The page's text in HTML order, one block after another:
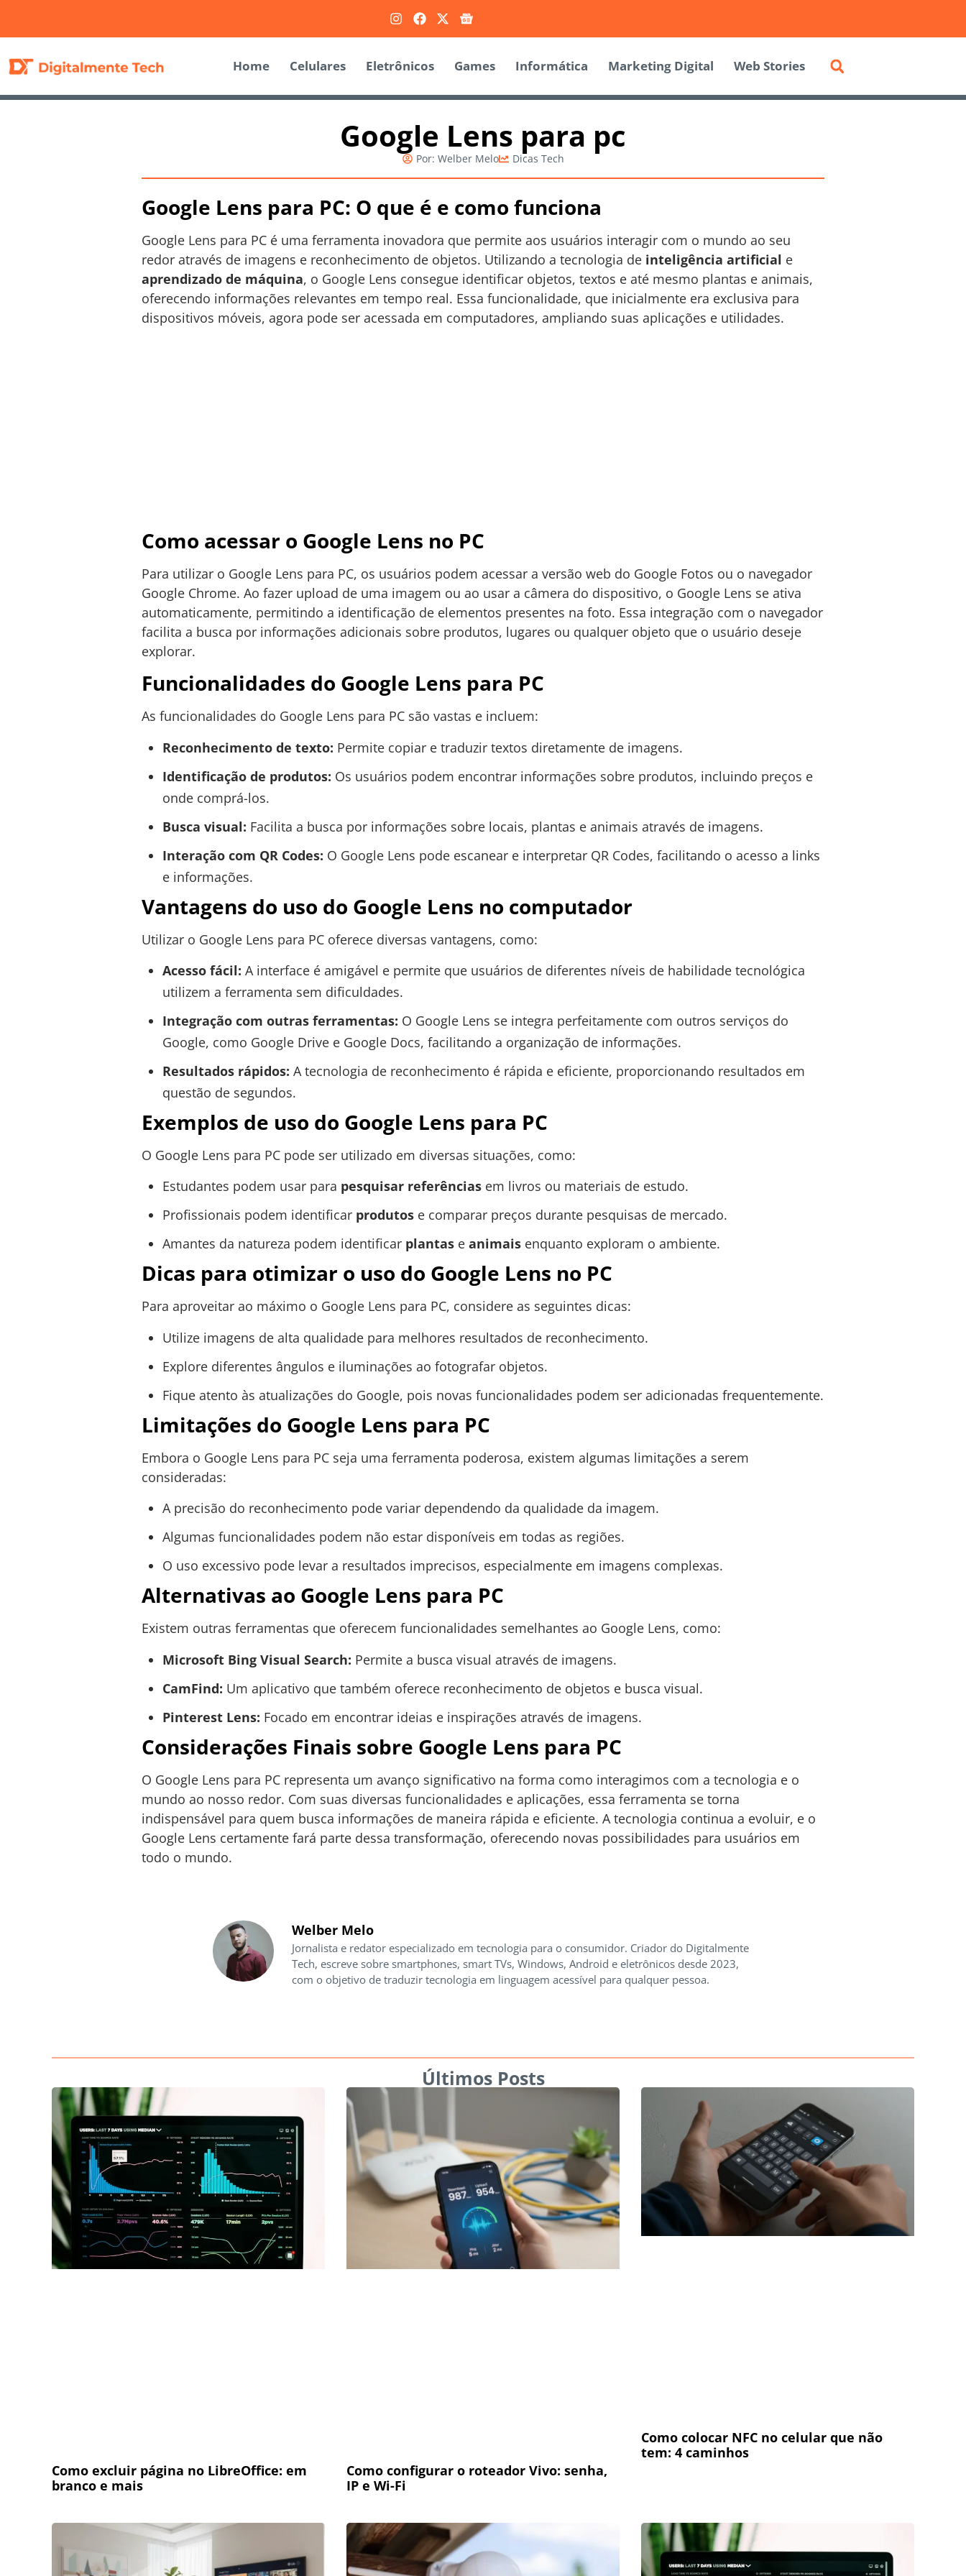
Home Celulares Eletrônicos Games Informática Marketing Digital Web Stories
Google Lens para pc
Por: Welber Melo Dicas Tech
Google Lens para PC: O que é e como funciona
Google Lens para PC é uma ferramenta inovadora que permite aos usuários interagir com o mundo ao seu
redor através de imagens e reconhecimento de objetos. Utilizando a tecnologia de inteligência artificial e
aprendizado de máquina, o Google Lens consegue identificar objetos, textos e até mesmo plantas e animais,
oferecendo informações relevantes em tempo real. Essa funcionalidade, que inicialmente era exclusiva para
dispositivos móveis, agora pode ser acessada em computadores, ampliando suas aplicações e utilidades.
Como acessar o Google Lens no PC
Para utilizar o Google Lens para PC, os usuários podem acessar a versão web do Google Fotos ou o navegador
Google Chrome. Ao fazer upload de uma imagem ou ao usar a câmera do dispositivo, o Google Lens se ativa
automaticamente, permitindo a identificação de elementos presentes na foto. Essa integração com o navegador
facilita a busca por informações adicionais sobre produtos, lugares ou qualquer objeto que o usuário deseje
explorar.
Funcionalidades do Google Lens para PC
As funcionalidades do Google Lens para PC são vastas e incluem:
Reconhecimento de texto: Permite copiar e traduzir textos diretamente de imagens.
Identificação de produtos: Os usuários podem encontrar informações sobre produtos, incluindo preços e
onde comprá-los.
Busca visual: Facilita a busca por informações sobre locais, plantas e animais através de imagens.
Interação com QR Codes: O Google Lens pode escanear e interpretar QR Codes, facilitando o acesso a links
e informações.
Vantagens do uso do Google Lens no computador
Utilizar o Google Lens para PC oferece diversas vantagens, como:
Acesso fácil: A interface é amigável e permite que usuários de diferentes níveis de habilidade tecnológica
utilizem a ferramenta sem dificuldades.
Integração com outras ferramentas: O Google Lens se integra perfeitamente com outros serviços do
Google, como Google Drive e Google Docs, facilitando a organização de informações.
Resultados rápidos: A tecnologia de reconhecimento é rápida e eficiente, proporcionando resultados em
questão de segundos.
Exemplos de uso do Google Lens para PC
O Google Lens para PC pode ser utilizado em diversas situações, como:
Estudantes podem usar para pesquisar referênciasem livros ou materiais de estudo.
Profissionais podem identificar produtose comparar preços durante pesquisas de mercado.
Amantes da natureza podem identificar plantase animaisenquanto exploram o ambiente.
Dicas para otimizar o uso do Google Lens no PC
Para aproveitar ao máximo o Google Lens para PC, considere as seguintes dicas:
Utilize imagens de alta qualidade para melhores resultados de reconhecimento.
Explore diferentes ângulos e iluminações ao fotografar objetos.
Fique atento às atualizações do Google, pois novas funcionalidades podem ser adicionadas frequentemente.
Limitações do Google Lens para PC
Embora o Google Lens para PC seja uma ferramenta poderosa, existem algumas limitações a serem
consideradas:
A precisão do reconhecimento pode variar dependendo da qualidade da imagem.
Algumas funcionalidades podem não estar disponíveis em todas as regiões.
O uso excessivo pode levar a resultados imprecisos, especialmente em imagens complexas.
Alternativas ao Google Lens para PC
Existem outras ferramentas que oferecem funcionalidades semelhantes ao Google Lens, como:
Microsoft Bing Visual Search: Permite a busca visual através de imagens.
CamFind: Um aplicativo que também oferece reconhecimento de objetos e busca visual.
Pinterest Lens: Focado em encontrar ideias e inspirações através de imagens.
Considerações Finais sobre Google Lens para PC
O Google Lens para PC representa um avanço significativo na forma como interagimos com a tecnologia e o
mundo ao nosso redor. Com suas diversas funcionalidades e aplicações, essa ferramenta se torna
indispensável para quem busca informações de maneira rápida e eficiente. A tecnologia continua a evoluir, e o
Google Lens certamente fará parte dessa transformação, oferecendo novas possibilidades para usuários em
todo o mundo.
Welber Melo
Jornalista e redator especializado em tecnologia para o consumidor. Criador do Digitalmente
Tech, escreve sobre smartphones, smart TVs, Windows, Android e eletrônicos desde 2023,
com o objetivo de traduzir tecnologia em linguagem acessível para qualquer pessoa.
Últimos Posts
Como excluir página no LibreOffice: em
branco e mais
Como configurar o roteador Vivo: senha,
IP e Wi-Fi
Como colocar NFC no celular que não
tem: 4 caminhos